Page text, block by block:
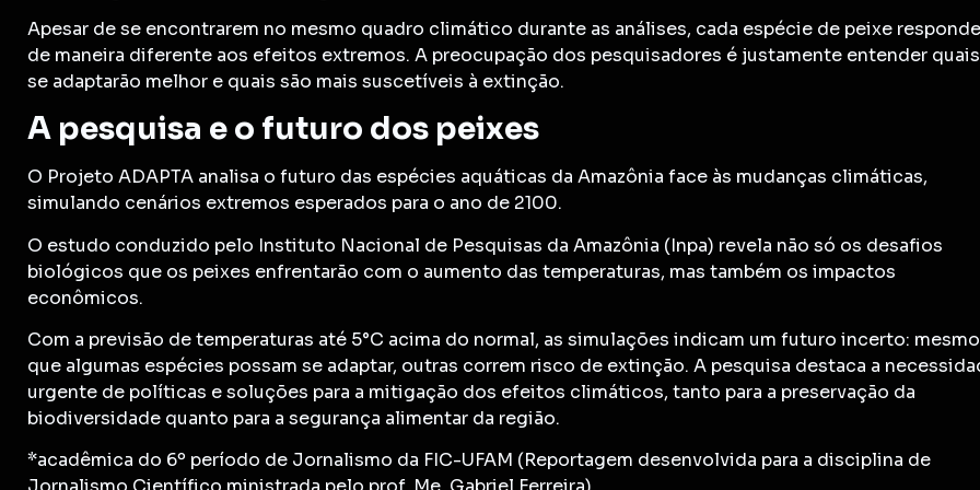
Apesar de se encontrarem no mesmo quadro climático durante as análises, cada espécie de peixe responde
de maneira diferente aos efeitos extremos. A preocupação dos pesquisadores é justamente entender quais
se adaptarão melhor e quais são mais suscetíveis à extinção.
A pesquisa e o futuro dos peixes
O Projeto ADAPTA analisa o futuro das espécies aquáticas da Amazônia face às mudanças climáticas,
simulando cenários extremos esperados para o ano de 2100.
O estudo conduzido pelo Instituto Nacional de Pesquisas da Amazônia (Inpa) revela não só os desafios
biológicos que os peixes enfrentarão com o aumento das temperaturas, mas também os impactos
econômicos.
Com a previsão de temperaturas até 5°C acima do normal, as simulações indicam um futuro incerto: mesmo
que algumas espécies possam se adaptar, outras correm risco de extinção. A pesquisa destaca a
urgente de políticas e soluções para a mitigação dos efeitos climáticos, tanto para a preservação da
biodiversidade quanto para a segurança alimentar da região.
*acadêmica do 6º período de Jornalismo da FIC-UFAM (Reportagem desenvolvida para a disciplina de